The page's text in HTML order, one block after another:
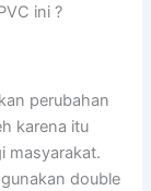
ini ?
perubahan
karena itu
masyarakat.
double